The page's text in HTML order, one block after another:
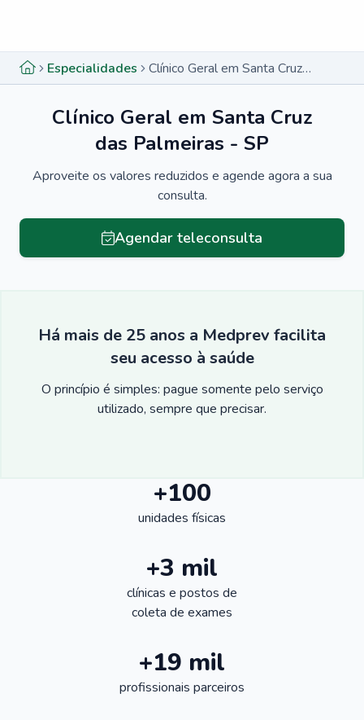
Especialidades Clínico Geral em Santa Cruz das Palmeiras - SP
Clínico Geral em Santa Cruz
das Palmeiras - SP
Aproveite os valores reduzidos e agende agora a sua
consulta.
Agendar teleconsulta
Há mais de 25 anos a Medprev facilita
seu acesso à saúde
O princípio é simples: pague somente pelo serviço
utilizado, sempre que precisar.
+100
unidades físicas
+3 mil
clínicas e postos de
coleta de exames
+19 mil
profissionais parceiros